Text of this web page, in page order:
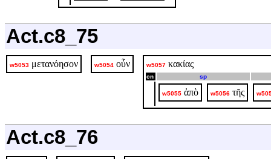
Act.c8_75
w5053 μετανόησον w5054 οὖν w5057 κακίας
cn sp
w5055 ἀπὸ w5056 τῆς
Act.c8_76